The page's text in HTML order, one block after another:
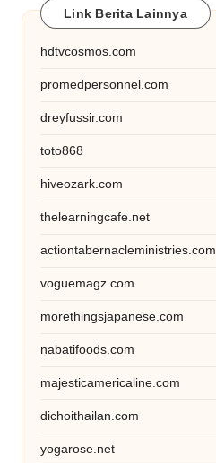
Link Berita Lainnya
hdtvcosmos.com
promedpersonnel.com
dreyfussir.com
toto868
hiveozark.com
thelearningcafe.net
actiontabernacleministries.com
voguemagz.com
morethingsjapanese.com
nabatifoods.com
majesticamericaline.com
dichoithailan.com
yogarose.net